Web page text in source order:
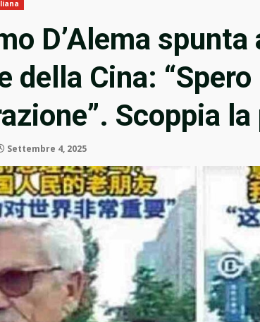
D’Alema spunta
della Cina:
Scoppia
Settembre 4, 2025